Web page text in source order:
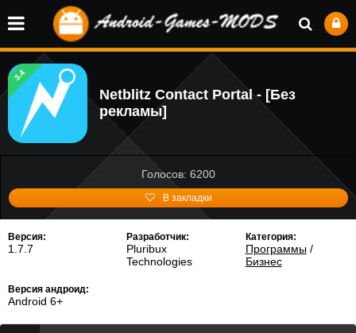
3.4
Netblitz Contact Portal - [Без
рекламы]
Голосов: 6200
В закладки
Версия:
1.7.7
Разработчик:
Pluribux
Technologies
Категория:
Программы/
Бизнес
Версия андроид:
Android 6+